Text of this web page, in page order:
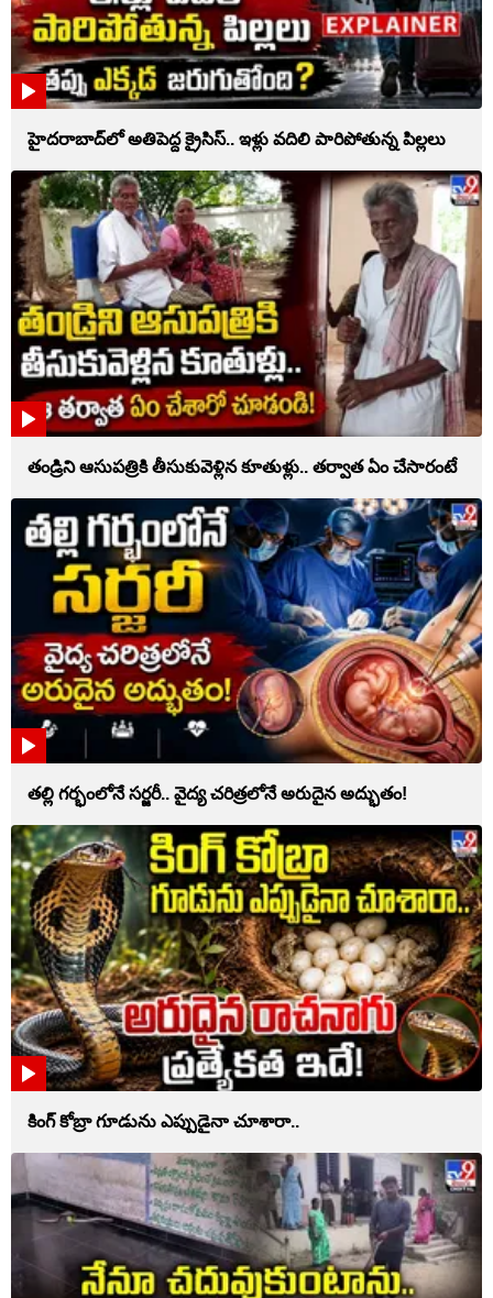
హైదరాబాద్‌లో అతిపెద్ద క్రైసిస్.. ఇళ్లు వదిలి పారిపోతున్న పిల్లలు
తండ్రిని ఆసుపత్రికి తీసుకువెళ్లిన కూతుళ్లు.. తర్వాత ఏం చేసారంటే
తల్లి గర్భంలోనే సర్జరీ.. వైద్య చరిత్రలోనే అరుదైన అద్భుతం!
కింగ్ కోబ్రా గూడును ఎప్పుడైనా చూశారా..